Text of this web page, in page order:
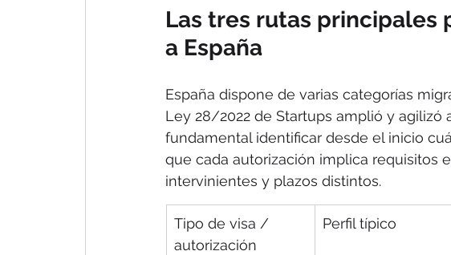
Las tres rutas principales
a España
España dispone de varias categorías
Ley 28/2022 de Startups amplió y agilizó
fundamental identificar desde el inicio
que cada autorización implica requisitos
intervinientes y plazos distintos.
Tipo de visa /
autorización
Perfil típico